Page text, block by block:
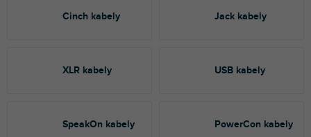
Cinch kabely Jack kabely
XLR kabely USB kabely
SpeakOn kabely PowerCon kabely